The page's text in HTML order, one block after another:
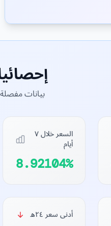
بيانات
السعر خلال ٧
أيام
8.92104%
أدنى سعر ٢٤ه